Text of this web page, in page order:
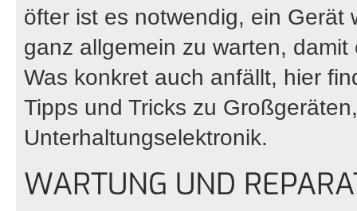
öfter ist es notwendig, ein Gerät
ganz allgemein zu warten,
Was konkret auch anfällt, hier
Tipps und Tricks zu
Unterhaltungselektronik.
WARTUNG UND